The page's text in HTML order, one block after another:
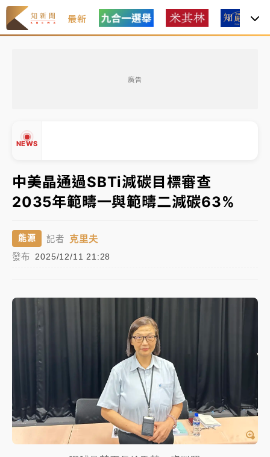
最新
廣告
NEWS
白海豚逼近！新北高灘地停車場下午4時強制拖吊 中午
開放水門周邊紅黃線停車
父親節玩樂園！六福村今明2天「爸爸免費」 遠雄海洋
買1送1
中颱白海豚環流掠北海！今明防劇烈降雨 東部高溫飆
中颱白海豚風雨來了！中部以北防豪雨 今晚、明天影
響最劇烈
4800＋拖吊費
白海豚逼近！新北高灘地停車場下午4時強制拖吊 中午
父親節玩樂園！六福村今明2天「爸爸免費」 遠雄海洋
買1送1
中颱白海豚環流掠北海！今明防劇烈降雨 東部高溫飆
38度
中美晶通過SBTi減碳目標審查
2035年範疇一與範疇二減碳63%
能源 記者 克里夫
發布 2025/12/11 21:28